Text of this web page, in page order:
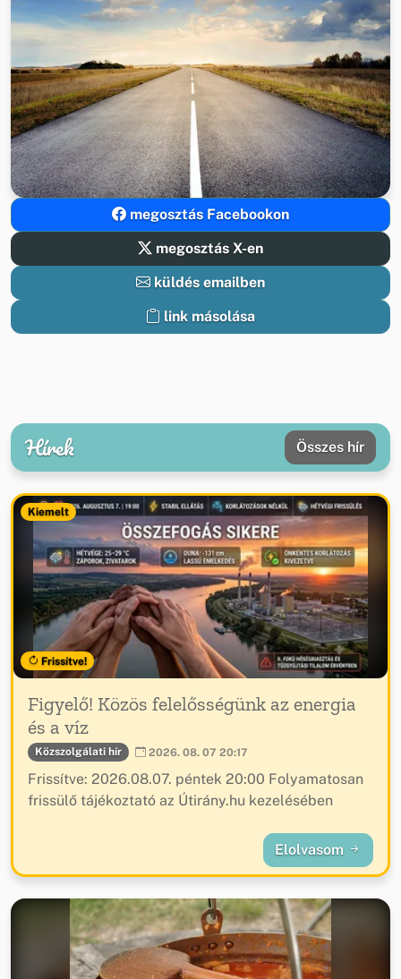
megosztás Facebookon
megosztás X-en
küldés emailben
link másolása
Hírek Összes hír
Kiemelt
Frissítve!
Figyelő! Közös felelősségünk az energia
és a víz
Közszolgálati hír 2026. 08. 07 20:17
Frissítve: 2026.08.07. péntek 20:00 Folyamatosan
frissülő tájékoztató az Útirány.hu kezelésében
Elolvasom